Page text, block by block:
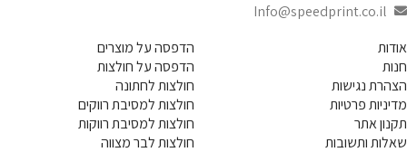
Info@speedprint.co.il
אודות
חנות
הצהרת נגישות
מדיניות פרטיות
תקנון אתר
שאלות ותשובות
הדפסה על מוצרים
הדפסה על חולצות
חולצות לחתונה
חולצות למסיבת רווקים
חולצות למסיבת רווקות
חולצות לבר מצווה